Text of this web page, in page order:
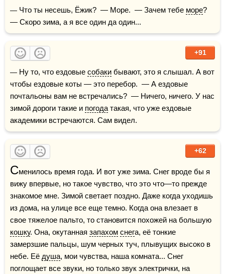
— Что ты несешь, Ёжик?  — Море.  — Зачем тебе море?
— Скоро зима, а я все один да один...
+91
— Ну то, что ездовые собаки бывают, это я слышал. А вот
чтобы ездовые коты — это перебор.  — А ездовые
почтальоны вам не встречались?  — Ничего, ничего. У нас
зимой дороги такие и погода такая, что уже ездовые
академики встречаются. Сам видел.
+62
Сменилось время года. И вот уже зима. Снег вроде бы я
вижу впервые, но такое чувство, что это что—то прежде
знакомое мне. Зимой светает поздно. Даже когда уходишь
из дома, на улице все еще темно. Когда она влезает в
кошку. Она, окутанная запахом снега, её тонкие
замерзшие пальцы, шум черных туч, плывущих высоко в
небе. Её душа, мои чувства, наша комната... Снег
поглощает все звуки, но только звук электрички, на